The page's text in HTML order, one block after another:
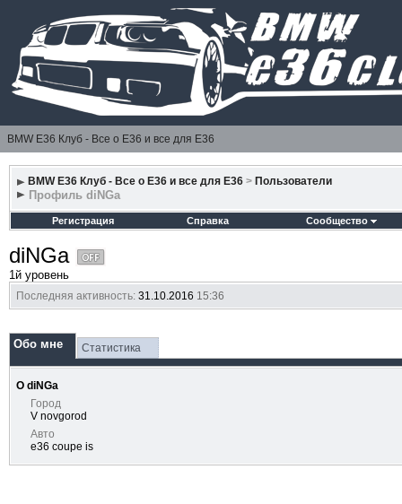
BMW E36 Клуб - Все о Е36 и все для Е36
BMW E36 Клуб - Все о Е36 и все для Е36 > Пользователи
Профиль diNGa
Регистрация Справка Сообщество
diNGa
1й уровень
Последняя активность:31.10.2016 15:36
Обо мне Статистика
О diNGa
Город
V novgorod
Авто
e36 coupe is